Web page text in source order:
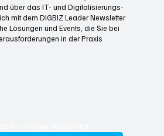
über das IT- und Digitalisierungs-
mit dem DIGBIZ Leader Newsletter
Lösungen und Events, die Sie bei
in der Praxis